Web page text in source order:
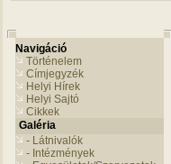
Navigáció
Történelem
Címjegyzék
Helyi Hírek
Helyi Sajtó
Cikkek
Galéria
- Látnivalók
- Intézmények